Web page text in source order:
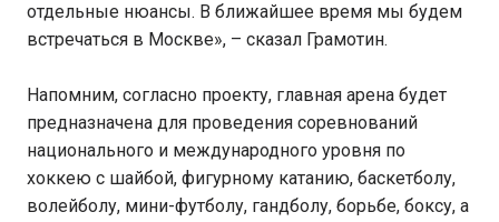
отдельные нюансы. В ближайшее время мы будем
встречаться в Москве», – сказал Грамотин.
Напомним, согласно проекту, главная арена будет
предназначена для проведения соревнований
национального и международного уровня по
хоккею с шайбой, фигурному катанию, баскетболу,
волейболу, мини-футболу, гандболу, борьбе, боксу, а